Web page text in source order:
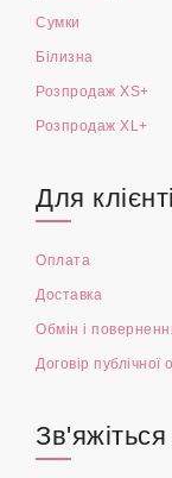
Сумки
Білизна
Розпродаж XS+
Розпродаж XL+
Для
Оплата
Доставка
Обмін і
Договір публічної